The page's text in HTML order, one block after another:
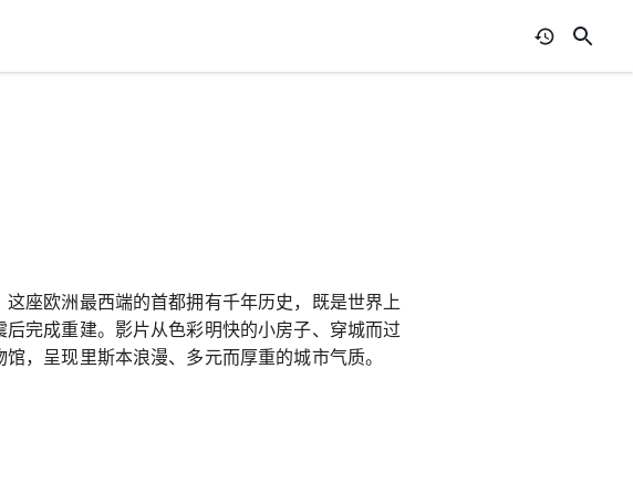
座欧洲最西端的首都拥有千年历史，既是世界上
完成重建。影片从色彩明快的小房子、穿城而过
，呈现里斯本浪漫、多元而厚重的城市气质。